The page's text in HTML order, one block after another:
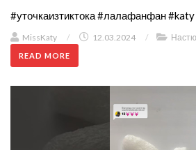
#уточкаизтиктока #лалафанфан
MissKaty / 12.03.2024 /
READ MORE